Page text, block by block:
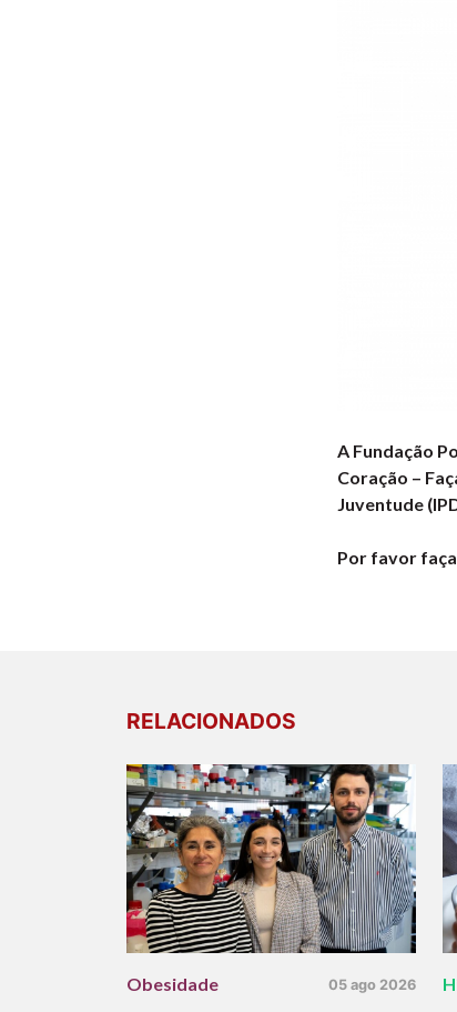
A Fundação
Coração –
Juventude
Por favor faça
RELACIONADOS
Obesidade 05 ago 2026